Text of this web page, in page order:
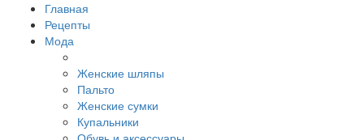
Главная
Рецепты
Мода
Женские шляпы
Пальто
Женские сумки
Купальники